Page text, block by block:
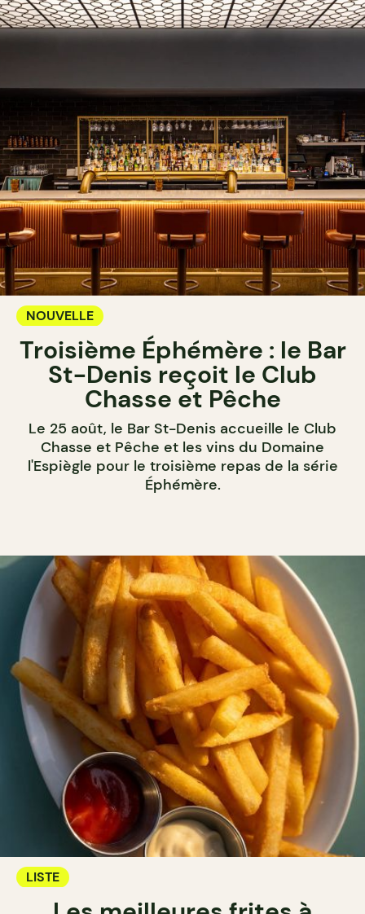
NOUVELLE
Troisième Éphémère : le Bar
St-Denis reçoit le Club
Chasse et Pêche
Le 25 août, le Bar St-Denis accueille le Club
Chasse et Pêche et les vins du Domaine
l'Espiègle pour le troisième repas de la série
Éphémère.
LISTE